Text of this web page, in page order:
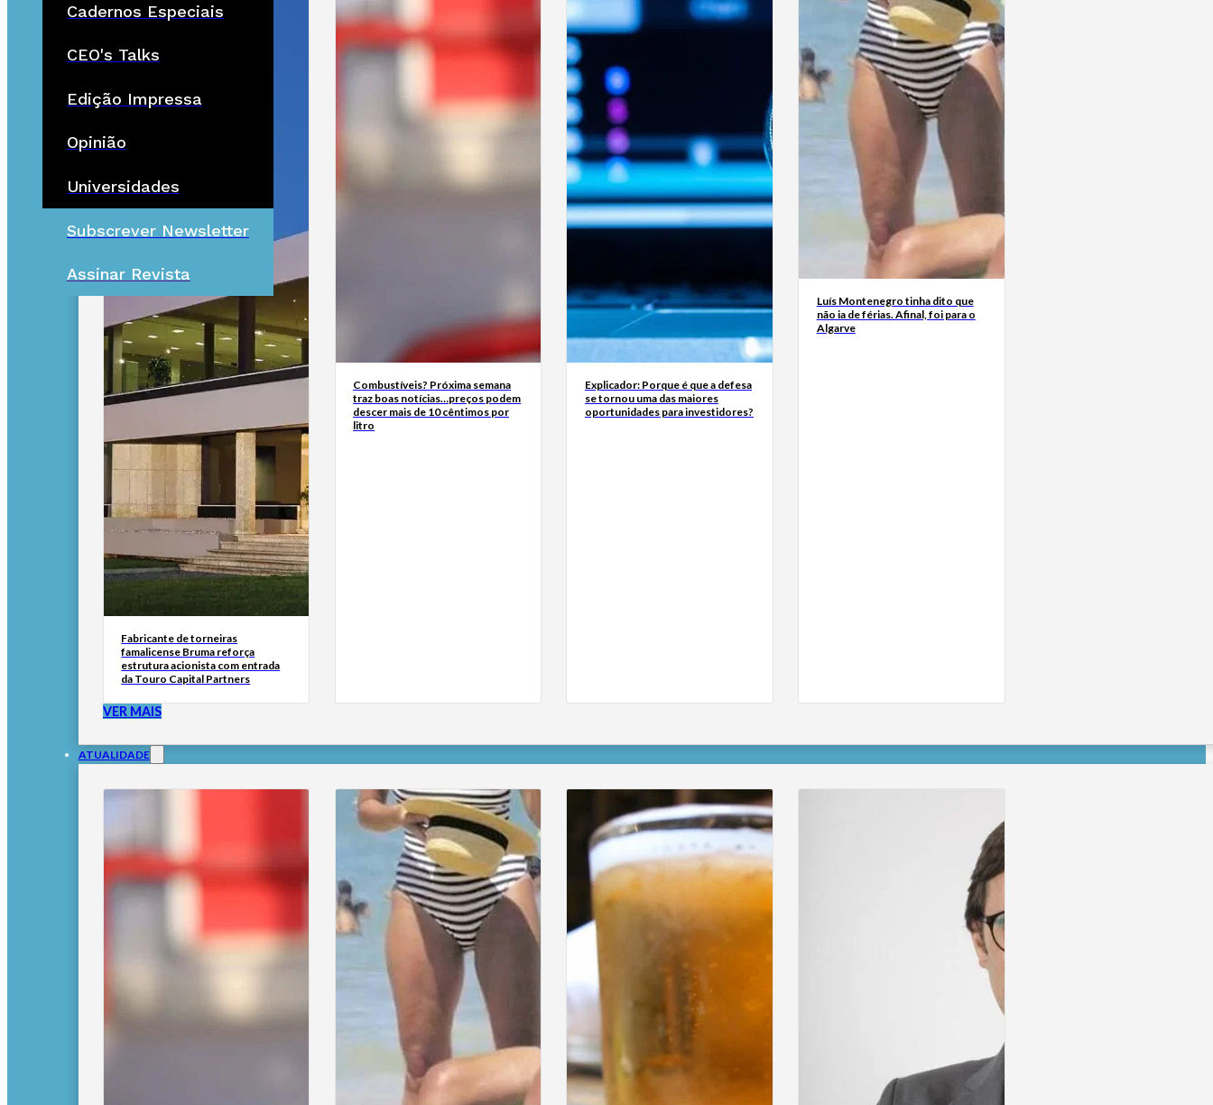
Cadernos Especiais
CEO's Talks
Edição Impressa
Opinião
Universidades
Subscrever Newsletter
Assinar Revista
Fabricante de torneiras
famalicense Bruma reforça
estrutura acionista com entrada
da Touro Capital Partners
Combustíveis? Próxima semana
traz boas notícias…preços podem
descer mais de 10 cêntimos por
litro
Explicador: Porque é que a defesa
se tornou uma das maiores
oportunidades para investidores?
Luís Montenegro tinha dito que
não ia de férias. Afinal, foi para o
Algarve
VER MAIS
ATUALIDADE